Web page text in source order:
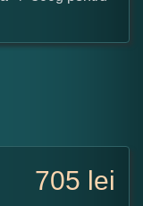
705 lei